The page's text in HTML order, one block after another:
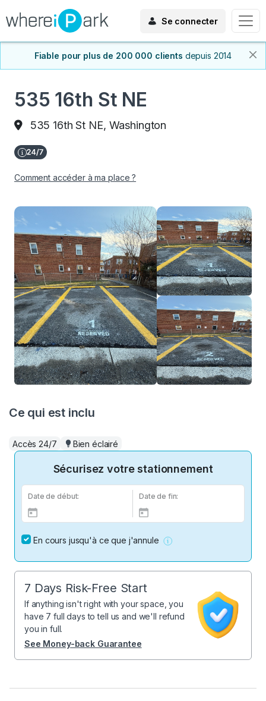
Se connecter
Fiable pour plus de 200 000 clients depuis 2014
535 16th St NE
535 16th St NE, Washington
Comment accéder à ma place ?
Ce qui est inclu
Accès 24/7 Bien éclairé
Sécurisez votre stationnement
Date de début: Date de fin:
En cours jusqu'à ce que j'annule
7 Days Risk-Free Start
If anything isn't right with your space, you
have 7 full days to tell us and we'll refund
you in full.
See Money-back Guarantee